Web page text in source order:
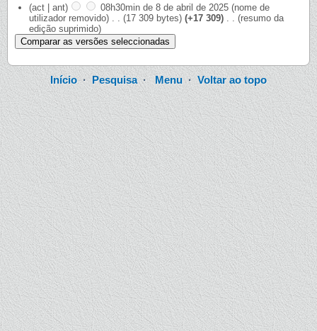
(act | ant)
08h30min de 8 de abril de 2025 (nome de
utilizador removido)
(17 309 bytes) (+17 309)
(resumo da
edição suprimido)
Início· Pesquisa·Menu · Voltar ao topo